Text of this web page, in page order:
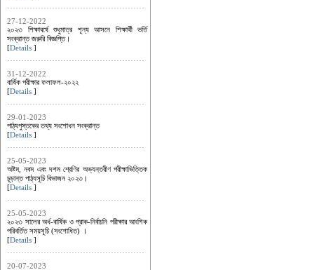
27-12-2022
২০২৩ শিক্ষাবর্ষে শুধুমাত্র শূন্য আসনে শিক্ষার্থী ভর্তি
সংক্রান্ত জরুরি বিজ্ঞপ্তি।
[Details ]
31-12-2022
বার্ষিক পরীক্ষার ফলাফল-২০২২
[Details ]
29-01-2023
পাঠ্যপুস্তকের তথ্য সংশোধন সংক্রান্ত
[Details ]
25-05-2023
অষ্টম, নবম এবং দশম শ্রেণির অভ্যন্তরীণ পরীক্ষাভিত্তিক
চূড়ান্ত পাঠ্যসূচি বিভাজন ২০২৩।
[Details ]
25-05-2023
২০২৩ সালের অর্ধ-বার্ষিক ও প্রাক-নির্বাচনি পরীক্ষার আংশিক
পরিবর্তিত সময়সূচি (সংশোধিত) ।
[Details ]
20-07-2023